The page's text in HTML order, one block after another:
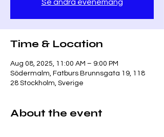
Se andra evenemang
Time & Location
Aug 08, 2025, 11:00 AM – 9:00 PM
Södermalm, Fatburs Brunnsgata 19, 118
28 Stockholm, Sverige
About the event